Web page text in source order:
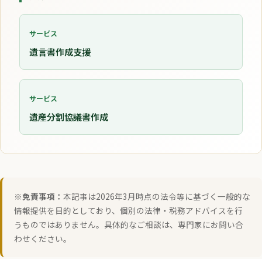
サービス
遺言書作成支援
サービス
遺産分割協議書作成
※免責事項： 本記事は2026年3月時点の法令等に基づく一般的な
情報提供を目的としており、個別の法律・税務アドバイスを行
うものではありません。具体的なご相談は、専門家にお問い合
わせください。